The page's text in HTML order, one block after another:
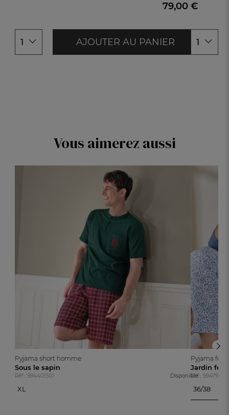
79,00 €
1 AJOUTER AU PANIER 1
Vous aimerez aussi
Pyjama short homme
Sous le sapin
Réf : 994401501 Disponible
XL
Pyjama
Jardin
Réf :
36/38